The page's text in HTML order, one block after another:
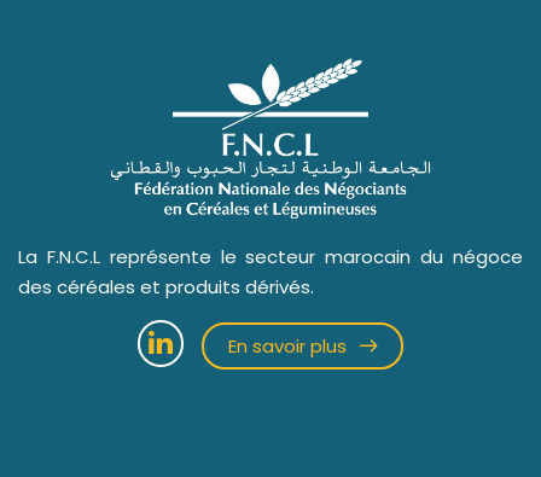
La F.N.C.L représente le secteur marocain du négoce
des céréales et produits dérivés.
En savoir plus